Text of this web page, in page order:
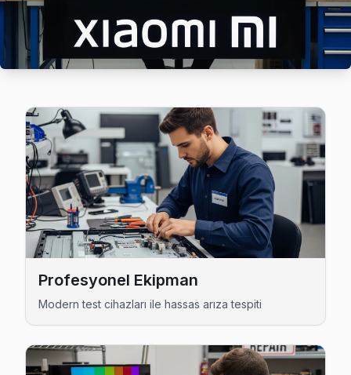
Xiaomi TV'nizin Kayaşehir adresine gelen ekibimiz
Xiaomi Servis Merkezi →
Şahintepe Xiaomi Servis
Şahintepe Xiaomi Anakart Tamiri →
Şamlar Xiaomi Servis
Şamlar'den gelen Xiaomi TV arızaları arasında en sık
Şamlar Xiaomi Açılmıyor Arıza →
Ziya Gökalp Xiaomi Servis
Ziya Gökalp mahallesinde Xiaomi TV arızaları için aynı
Xiaomi Servis Merkezi →
Başakşehir Xiaomi TV Servis Hizmet Bölgesi
Profesyonel Ekipman
Modern test cihazları ile hassas arıza tespiti